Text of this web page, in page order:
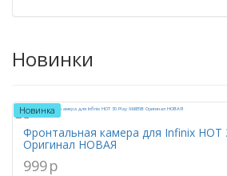
Новинки
Новинка
Фронтальная камера для Infinix HOT
Оригинал НОВАЯ
999p